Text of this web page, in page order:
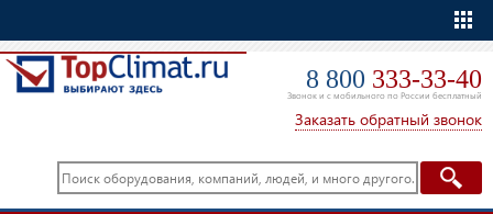
8 800 333-33-40
Звонок и с мобильного по России бесплатный
Заказать обратный звонок